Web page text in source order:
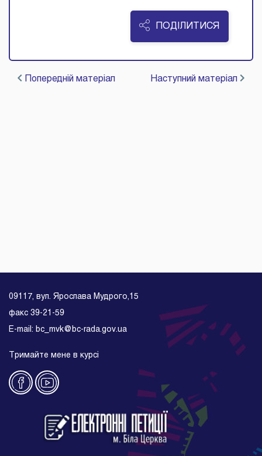
ПОДІЛИТИСЯ
Попередній матеріал Наступний матеріал
09117, вул. Ярослава Мудрого,15
факс 39-21-59
E-mail: bc_mvk@bc-rada.gov.ua
Тримайте мене в курсі